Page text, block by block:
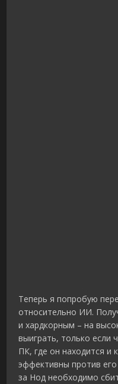
Теперь я попробую
относительно ИИ.
и хардкорным – на
выиграть, только если
ПК, где он находится и
эффективны против
за Нод необходимо